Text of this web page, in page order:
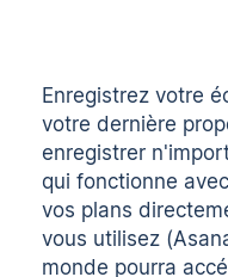
Enregistrez votre
votre dernière
enregistrer
qui fonctionne
vos plans
vous utilisez
monde pourra